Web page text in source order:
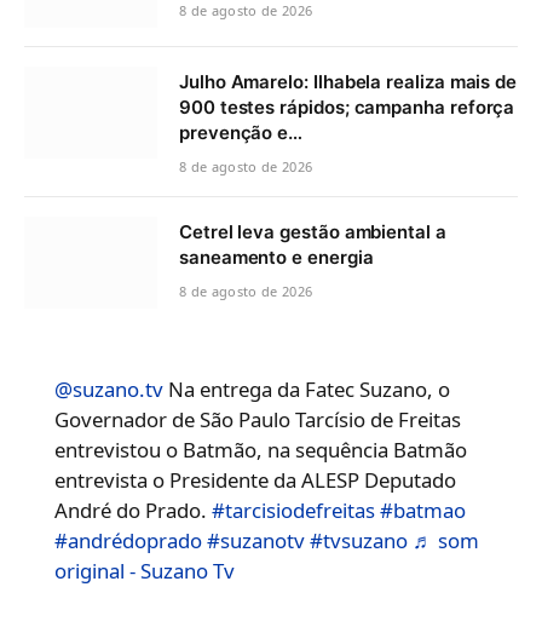
8 de agosto de 2026
Julho Amarelo: Ilhabela realiza mais de
900 testes rápidos; campanha reforça
prevenção e…
8 de agosto de 2026
Cetrel leva gestão ambiental a
saneamento e energia
8 de agosto de 2026
@suzano.tv Na entrega da Fatec Suzano, o
Governador de São Paulo Tarcísio de Freitas
entrevistou o Batmão, na sequência Batmão
entrevista o Presidente da ALESP Deputado
André do Prado.#tarcisiodefreitas#batmao
#andrédoprado#suzanotv#tvsuzano ♬ som
original - Suzano Tv